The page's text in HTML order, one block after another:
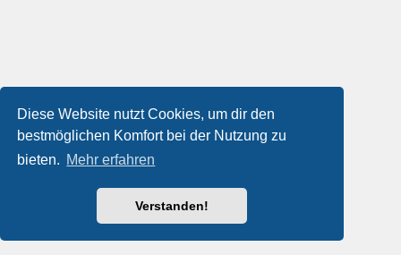
Diese Website nutzt Cookies, um dir den
bestmöglichen Komfort bei der Nutzung zu
bieten. Mehr erfahren
Verstanden!